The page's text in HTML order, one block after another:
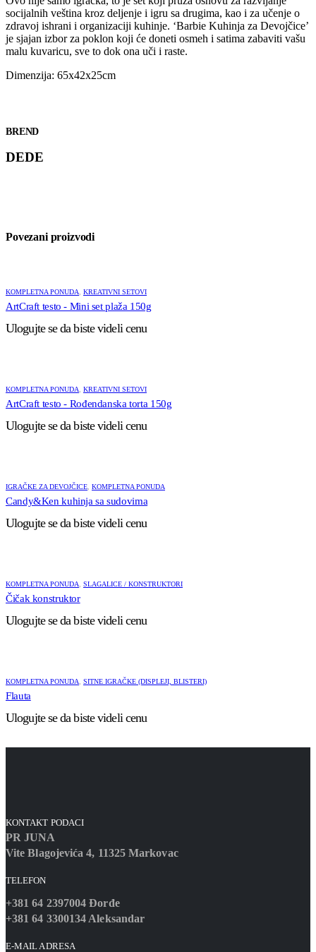
socijalnih veština kroz deljenje i igru sa drugima, kao i za učenje o
zdravoj ishrani i organizaciji kuhinje. ‘Barbie Kuhinja za Devojčice’
je sjajan izbor za poklon koji će doneti osmeh i satima zabaviti vašu
malu kuvaricu, sve to dok ona uči i raste.
Dimenzija: 65x42x25cm
BREND
DEDE
Povezani proizvodi
KOMPLETNA PONUDA, KREATIVNI SETOVI
ArtCraft testo - Mini set plaža 150g
Ulogujte se da biste videli cenu
KOMPLETNA PONUDA, KREATIVNI SETOVI
ArtCraft testo - Rođendanska torta 150g
Ulogujte se da biste videli cenu
IGRAČKE ZA DEVOJČICE, KOMPLETNA PONUDA
Candy&Ken kuhinja sa sudovima
Ulogujte se da biste videli cenu
KOMPLETNA PONUDA, SLAGALICE / KONSTRUKTORI
Čičak konstruktor
Ulogujte se da biste videli cenu
KOMPLETNA PONUDA, SITNE IGRAČKE (DISPLEJI, BLISTERI)
Flauta
Ulogujte se da biste videli cenu
KONTAKT PODACI
PR JUNA
Vite Blagojevića 4, 11325 Markovac
TELEFON
+381 64 2397004 Đorđe
+381 64 3300134 Aleksandar
E-MAIL ADRESA